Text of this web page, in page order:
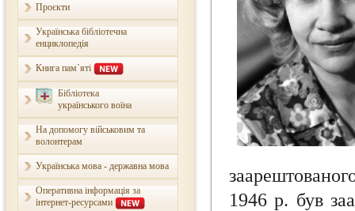
Проєкти
Українська бібліотечна
енциклопедія
Книга пам`яті
Бібліотека
українського воїна
На допомогу військовим та
волонтерам
Українська мова - державна мова
Оперативна інформація за
інтернет-ресурсами
1946 р. був